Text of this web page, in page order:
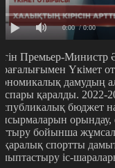
0:00 / 0:00
Премьер-
Үкімет
дамудың
қаралды. 2022-
бюджет
орындау,
бойынша
спортты
іс-